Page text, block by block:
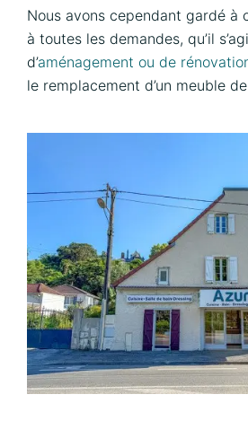
Nous avons cependant gardé
à toutes les demandes, qu’il
d’aménagement ou de
le remplacement d’un meuble